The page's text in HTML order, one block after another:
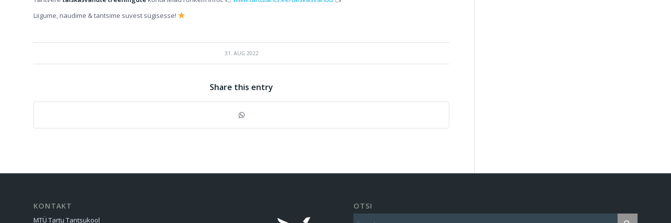
Liigume, naudime & tantsime suvest sügisesse!
31. AUG 2022
Share this entry
KONTAKT
MTÜ Tartu Tantsukool
OTSI